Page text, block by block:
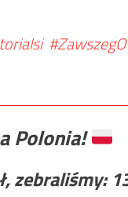
Polonia!
zebraliśmy: